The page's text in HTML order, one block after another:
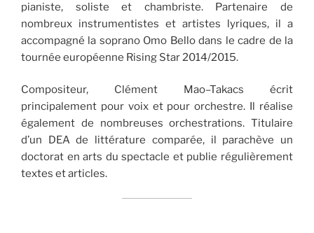
pianiste, soliste et chambriste. Partenaire de
nombreux instrumentistes et artistes lyriques, il a
accompagné la soprano Omo Bello dans le cadre de la
tournée européenne Rising Star 2014/2015.
Compositeur, Clément Mao–Takacs écrit
principalement pour voix et pour orchestre. Il réalise
également de nombreuses orchestrations. Titulaire
d’un DEA de littérature comparée, il parachève un
doctorat en arts du spectacle et publie régulièrement
textes et articles.